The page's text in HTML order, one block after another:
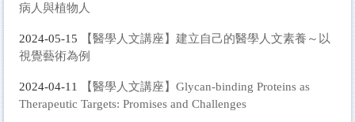
病人與植物人
2024-05-15
【醫學人文講座】建立自己的醫學人文素養～以
視覺藝術為例
2024-04-11
【醫學人文講座】Glycan-binding Proteins as
Therapeutic Targets: Promises and Challenges